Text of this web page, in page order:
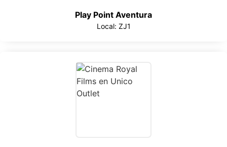
Play Point Aventura
Local: ZJ1